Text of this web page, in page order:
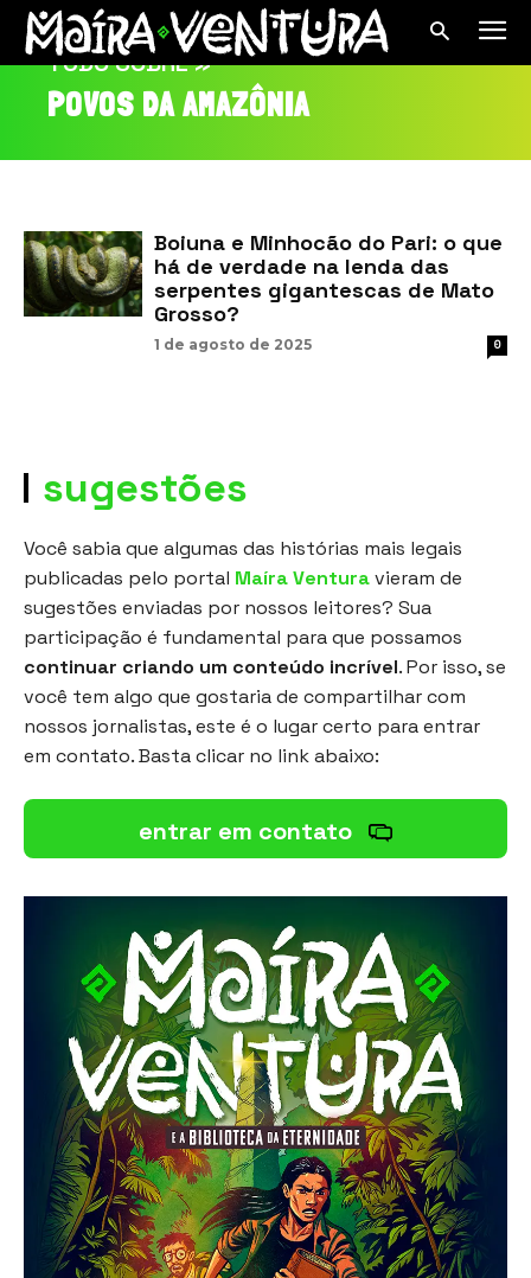
TUDO SOBRE »
POVOS DA AMAZÔNIA
Boiuna e Minhocão do Pari: o que
há de verdade na lenda das
serpentes gigantescas de Mato
Grosso?
1 de agosto de 2025 0
sugestões
Você sabia que algumas das histórias mais legais
publicadas pelo portal Maíra Venturavieram de
sugestões enviadas por nossos leitores? Sua
participação é fundamental para que possamos
continuar criando um conteúdo incrível. Por isso, se
você tem algo que gostaria de compartilhar com
nossos jornalistas, este é o lugar certo para entrar
em contato. Basta clicar no link abaixo:
entrar em contato